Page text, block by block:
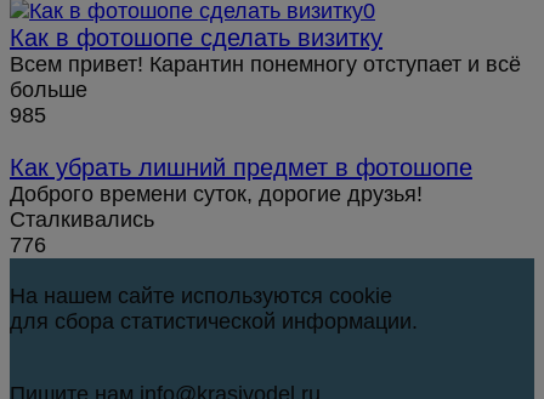
Как в фотошопе сделать визитку
Всем привет! Карантин понемногу отступает и всё
больше
985
Как убрать лишний предмет в фотошопе
Доброго времени суток, дорогие друзья!
Сталкивались
776
На нашем сайте используются cookie
для сбора статистической информации.